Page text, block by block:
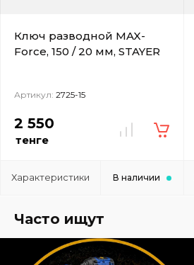
Ключ разводной MAX-
Force, 150 / 20 мм, STAYER
Артикул: 2725-15
2 550
тенге
Характеристики В наличии
Часто ищут